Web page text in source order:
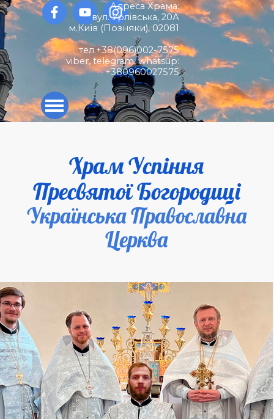
Перейти до контакту
Адреса Храма:
вул. Урлівська, 20А
м.Київ (Позняки), 02081
тел.+38(096)002-7575
viber, telegram, whatsup:
+380960027575
Пропустити меню
Храм Успіння
Пресвятої Богородиці
Українська Православна
Церква